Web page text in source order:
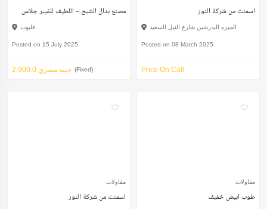
مصنع بدال الشبح – اللطيف للفيبر جلاس
قليوب
Posted on 15 July 2025
2,900.0 جنيه مصري (Fixed)
اسمنت من شركة النور
الجيزه البدرشين شارع النيل السعيد
Posted on 08 March 2025
Price On Call
مقاولات
اسمنت من شركة النور
مقاولات
طوب ابيض خفيف